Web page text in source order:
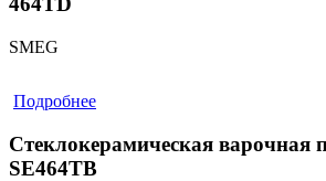
SMEG
Подробнее
Стеклокерамическая варочная
SE464TB